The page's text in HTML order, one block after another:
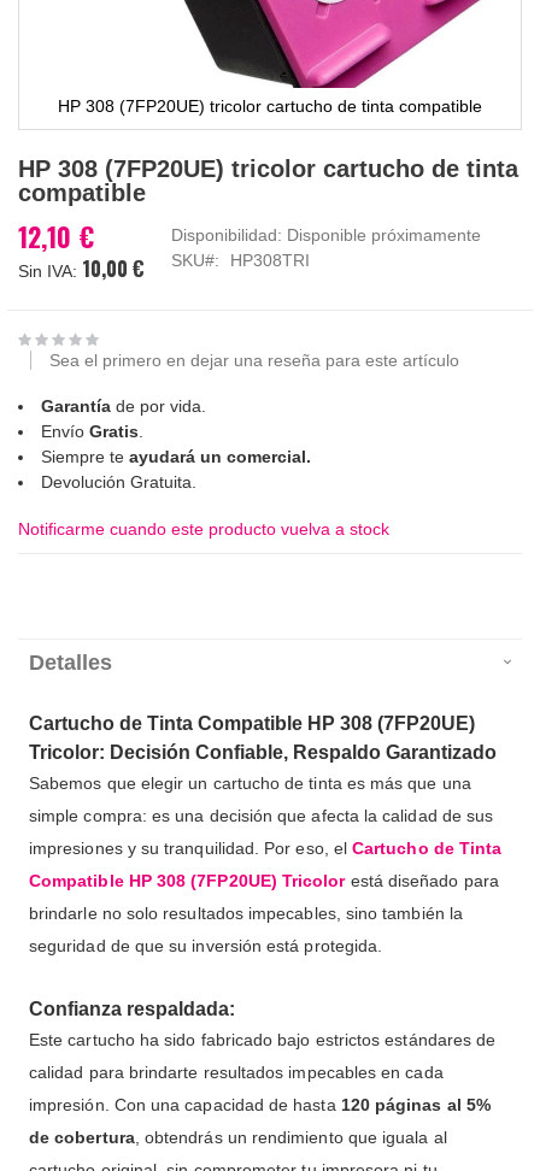
HP 308 (7FP20UE) tricolor cartucho de tinta compatible
al
comienzo
la
galería
HP 308 (7FP20UE) tricolor cartucho de tinta
compatible
12,10 €
10,00 €
Disponibilidad: Disponible próximamente
SKU
HP308TRI
Sea el primero en dejar una reseña para este artículo
Garantía de por vida.
Envío Gratis.
Siempre te ayudará un comercial.
Devolución Gratuita.
Notificarme cuando este producto vuelva a stock
Detalles
Cartucho de Tinta Compatible HP 308 (7FP20UE)
Tricolor: Decisión Confiable, Respaldo Garantizado
Sabemos que elegir un cartucho de tinta es más que una
simple compra: es una decisión que afecta la calidad de sus
impresiones y su tranquilidad. Por eso, elCartucho de Tinta
Compatible HP 308 (7FP20UE) Tricolorestá diseñado para
brindarle no solo resultados impecables, sino también la
seguridad de que su inversión está protegida.
Confianza respaldada:
Este cartucho ha sido fabricado bajo estrictos estándares de
calidad para brindarte resultados impecables en cada
impresión. Con una capacidad de hasta 120 páginas al 5%
de cobertura, obtendrás un rendimiento que iguala al